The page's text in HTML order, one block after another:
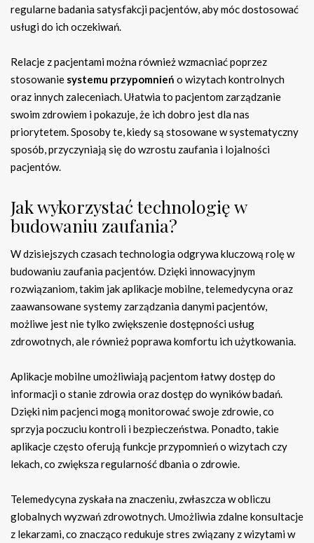
regularne badania satysfakcji pacjentów, aby móc dostosować
usługi do ich oczekiwań.
Relacje z pacjentami można również wzmacniać poprzez
stosowanie systemu przypomnień o wizytach kontrolnych
oraz innych zaleceniach. Ułatwia to pacjentom zarządzanie
swoim zdrowiem i pokazuje, że ich dobro jest dla nas
priorytetem. Sposoby te, kiedy są stosowane w systematyczny
sposób, przyczyniają się do wzrostu zaufania i lojalności
pacjentów.
Jak wykorzystać technologię w
budowaniu zaufania?
W dzisiejszych czasach technologia odgrywa kluczową rolę w
budowaniu zaufania pacjentów. Dzięki innowacyjnym
rozwiązaniom, takim jak aplikacje mobilne, telemedycyna oraz
zaawansowane systemy zarządzania danymi pacjentów,
możliwe jest nie tylko zwiększenie dostępności usług
zdrowotnych, ale również poprawa komfortu ich użytkowania.
Aplikacje mobilne umożliwiają pacjentom łatwy dostęp do
informacji o stanie zdrowia oraz dostęp do wyników badań.
Dzięki nim pacjenci mogą monitorować swoje zdrowie, co
sprzyja poczuciu kontroli i bezpieczeństwa. Ponadto, takie
aplikacje często oferują funkcje przypomnień o wizytach czy
lekach, co zwiększa regularność dbania o zdrowie.
Telemedycyna zyskała na znaczeniu, zwłaszcza w obliczu
globalnych wyzwań zdrowotnych. Umożliwia zdalne konsultacje
z lekarzami, co znacząco redukuje stres związany z wizytami w